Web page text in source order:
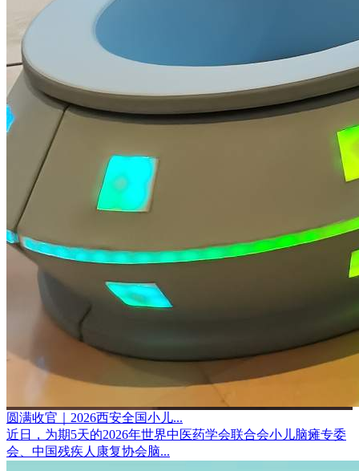
圆满收官｜2026西安全国小儿...
近日，为期5天的2026年世界中医药学会联合会小儿脑瘫专委
会、中国残疾人康复协会脑...